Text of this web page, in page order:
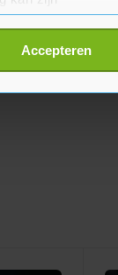
detailgedeelte
Accepteren